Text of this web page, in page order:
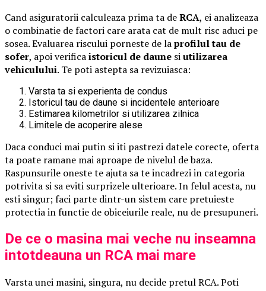
Cand asiguratorii calculeaza prima ta deRCA, ei analizeaza
o combinatie de factori care arata cat de mult risc aduci pe
sosea. Evaluarea riscului porneste de laprofilul tau de
sofer, apoi verificaistoricul de daune siutilizarea
vehiculului. Te poti astepta sa revizuiasca:
Varsta ta si experienta de condus
Istoricul tau de daune si incidentele anterioare
Estimarea kilometrilor si utilizarea zilnica
Limitele de acoperire alese
Daca conduci mai putin si iti pastrezi datele corecte, oferta
ta poate ramane mai aproape de nivelul de baza.
Raspunsurile oneste te ajuta sa te incadrezi in categoria
potrivita si sa eviti surprizele ulterioare. In felul acesta, nu
esti singur; faci parte dintr-un sistem care pretuieste
protectia in functie de obiceiurile reale, nu de presupuneri.
De ce o masina mai veche nu inseamna
intotdeauna un RCA mai mare
Varsta unei masini, singura, nu decide pretul RCA. Poti